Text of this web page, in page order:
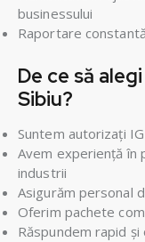
businessului
Raportare
De ce să
Sibiu?
Suntem autorizați
Avem experiență în
industrii
Asigurăm personal
Oferim pachete
Răspundem rapid